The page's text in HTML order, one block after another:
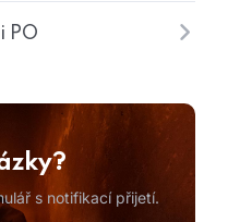
PO
s notifikací přijetí.